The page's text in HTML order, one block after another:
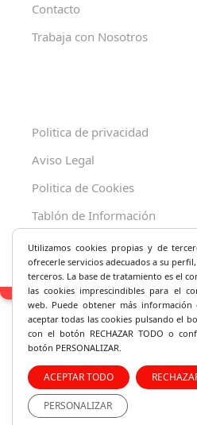
Contacto
Trabaja con Nosotros
Politica de privacidad
Aviso Legal
Politica de Cookies
Tablón de Información
Decreto 625/2019
Utilizamos cookies propias y de
ofrecerle servicios adecuados a su
terceros. La base de tratamiento es el
las cookies imprescindibles para el
web. Puede obtener más información
aceptar todas las cookies pulsando el
con el botón RECHAZAR TODO o
botón PERSONALIZAR.
ACEPTAR TODO
PERSONALIZAR